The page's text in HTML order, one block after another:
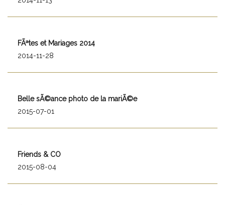
FÃªtes et Mariages 2014
2014-11-28
Belle sÃ©ance photo de la mariÃ©e
2015-07-01
Friends & CO
2015-08-04